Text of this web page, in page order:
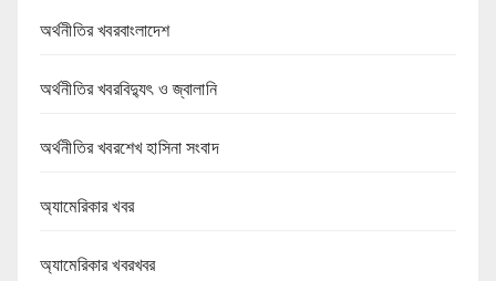
অর্থনীতির খবরবাংলাদেশ
অর্থনীতির খবরবিদ্যুৎ ও জ্বালানি
অর্থনীতির খবরশেখ হাসিনা সংবাদ
অ্যামেরিকার খবর
অ্যামেরিকার খবরখবর